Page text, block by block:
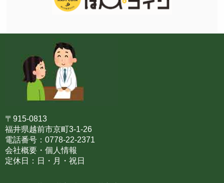
〒915-0813
福井県越前市京町3-1-26
電話番号：0778-22-2371
会社概要・個人情報
定休日：日・月・祝日